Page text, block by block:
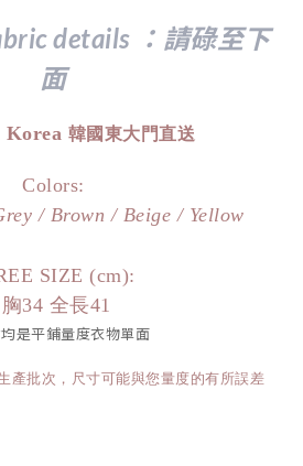
details ：請碌至下
面
韓國東大門直送
Colors:
/ Brown / Beige/ Yellow
SIZE (cm):
胸34 全長41
是平鋪量度衣物單面
產批次，尺寸可能與您量度的有所誤差